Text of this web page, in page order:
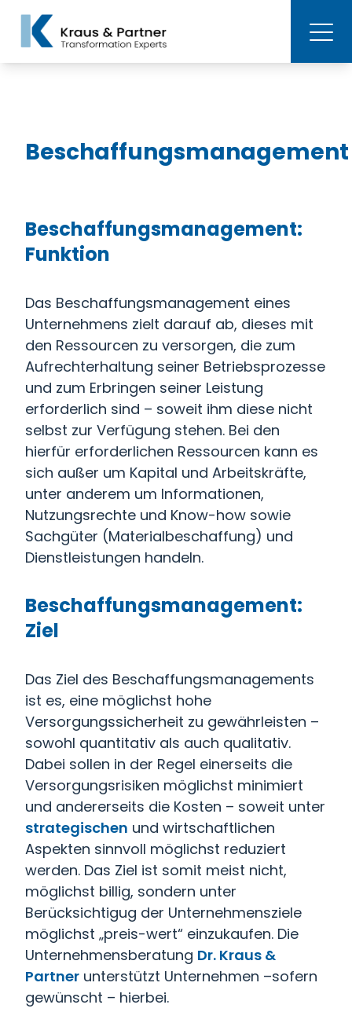
Beschaffungsmanagement
Beschaffungsmanagement:
Funktion
Das Beschaffungsmanagement eines
Unternehmens zielt darauf ab, dieses mit
den Ressourcen zu versorgen, die zum
Aufrechterhaltung seiner Betriebsprozesse
und zum Erbringen seiner Leistung
erforderlich sind – soweit ihm diese nicht
selbst zur Verfügung stehen. Bei den
hierfür erforderlichen Ressourcen kann es
sich außer um Kapital und Arbeitskräfte,
unter anderem um Informationen,
Nutzungsrechte und Know-how sowie
Sachgüter (Materialbeschaffung) und
Dienstleistungen handeln.
Beschaffungsmanagement:
Ziel
Das Ziel des Beschaffungsmanagements
ist es, eine möglichst hohe
Versorgungssicherheit zu gewährleisten –
sowohl quantitativ als auch qualitativ.
Dabei sollen in der Regel einerseits die
Versorgungsrisiken möglichst minimiert
und andererseits die Kosten – soweit unter
strategischen und wirtschaftlichen
Aspekten sinnvoll möglichst reduziert
werden. Das Ziel ist somit meist nicht,
möglichst billig, sondern unter
Berücksichtigug der Unternehmensziele
möglichst „preis-wert“ einzukaufen. Die
Unternehmensberatung Dr. Kraus &
Partner unterstützt Unternehmen –sofern
gewünscht – hierbei.